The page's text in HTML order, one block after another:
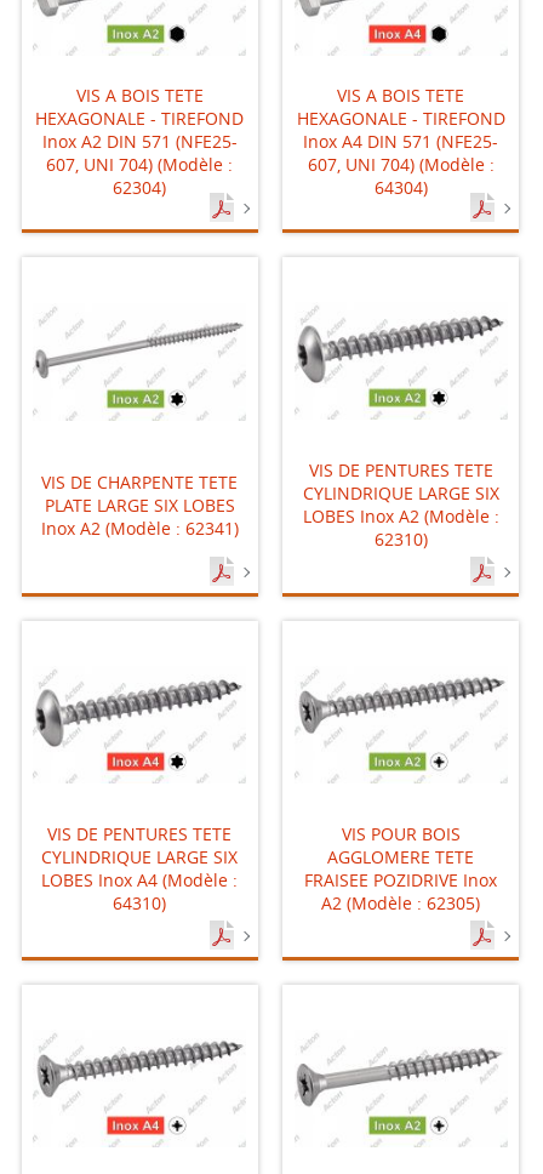
VIS A BOIS TETE
HEXAGONALE - TIREFOND
Inox A2 DIN 571 (NFE25-
607, UNI 704) (Modèle :
62304)
VIS A BOIS TETE
HEXAGONALE - TIREFOND
Inox A4 DIN 571 (NFE25-
607, UNI 704) (Modèle :
64304)
VIS DE CHARPENTE TETE
PLATE LARGE SIX LOBES
Inox A2 (Modèle : 62341)
VIS DE PENTURES TETE
CYLINDRIQUE LARGE SIX
LOBES Inox A2 (Modèle :
62310)
VIS DE PENTURES TETE
CYLINDRIQUE LARGE SIX
LOBES Inox A4 (Modèle :
64310)
VIS POUR BOIS
AGGLOMERE TETE
FRAISEE POZIDRIVE Inox
A2 (Modèle : 62305)